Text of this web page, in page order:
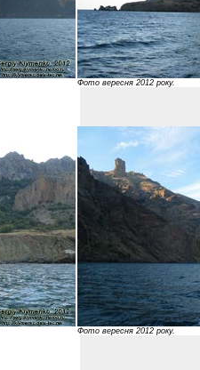
Фото вересня 2012 року.
Фото вересня 2012 року.